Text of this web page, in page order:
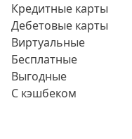
Газификацию
Лечение
Стоматология
Неотложные нужды
Образование
Кредитные карты
Дебетовые карты
Виртуальные
Бесплатные
Выгодные
С кэшбеком